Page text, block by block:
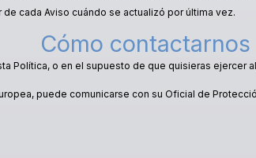
cada Aviso cuándo se actualizó por última vez.
Cómo contactarnos
Política, o en el supuesto de que quisieras ejercer
puede comunicarse con su Oficial de